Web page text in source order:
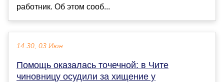
работник. Об этом сооб...
14:30, 03 Июн
Помощь оказалась точечной: в Чите
чиновницу осудили за хищение у